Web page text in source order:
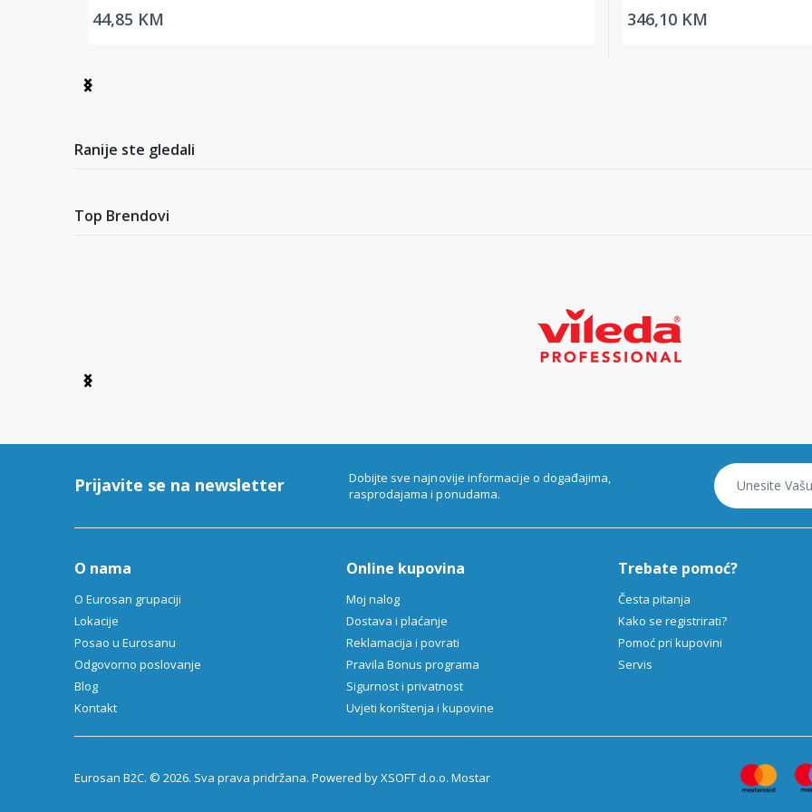
44,85 KM 346,10 KM
Item
7
Ranije ste gledali
Top Brendovi
Item
Prijavite se na newsletter
Dobijte sve najnovije informacije o događajima,
rasprodajama i ponudama.
O nama
O Eurosan grupaciji
Lokacije
Posao u Eurosanu
Odgovorno poslovanje
Blog
Kontakt
Online kupovina
Moj nalog
Dostava i plaćanje
Reklamacija i povrati
Pravila Bonus programa
Sigurnost i privatnost
Uvjeti korištenja i kupovine
Trebate pomoć?
Česta pitanja
Kako se registrirati?
Pomoć pri kupovini
Servis
Eurosan B2C. © 2026. Sva prava pridržana. Powered by XSOFT d.o.o. Mostar